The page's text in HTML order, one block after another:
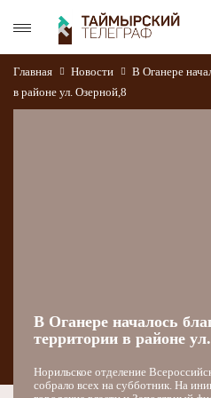
Главная Новости
В Оганере
в районе ул. Озерной,8
В Оганере началось
территории в районе
Норильское отделение
собрало всех на субботник. На